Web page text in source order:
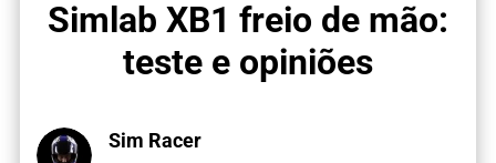
Simlab XB1 freio de mão:
teste e opiniões
Sim Racer